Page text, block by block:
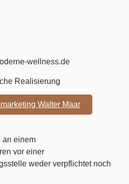
wellness.de
Realisierung
Walter Maar
an einem
vor einer
weder verpflichtet noch